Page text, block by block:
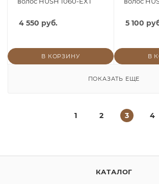
4 550 руб.
В КОРЗИНУ
5 100
В
ПОКАЗАТЬ ЕЩЕ
1 2 3 4
КАТАЛОГ